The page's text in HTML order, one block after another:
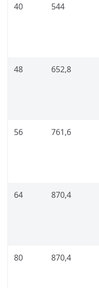
40 544
48 652,8
56 761,6
64 870,4
80 870,4